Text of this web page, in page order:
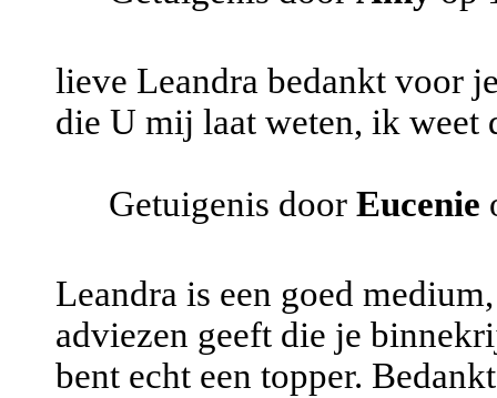
lieve Leandra bedankt voor
die U mij laat weten, ik weet
Getuigenis door Eucenie
Leandra is een goed
adviezen geeft die je
bent echt een topper.